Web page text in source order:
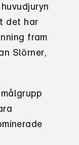
det har
fram
Slörner,